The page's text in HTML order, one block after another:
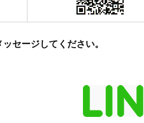
セージしてください。